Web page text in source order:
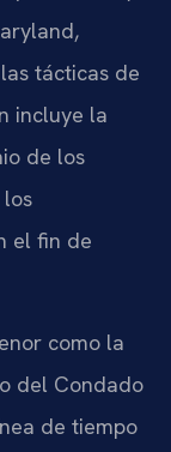
tácticas de
incluye la
de los
el fin de
como la
del Condado
de tiempo